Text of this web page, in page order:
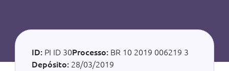
ID: PI ID 30Processo: BR 10 2019 006219 3
Depósito: 28/03/2019